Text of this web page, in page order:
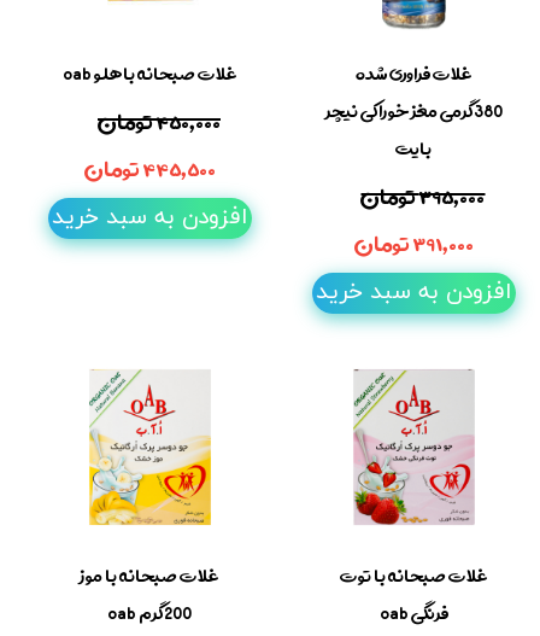
غلات فراوری شده
380گرمی مغز خوراکی نیچر
بایت
۳۹۵,۰۰۰ تومان
۳۹۱,۰۰۰ تومان
افزودن به سبد خرید
غلات صبحانه باهلو oab
۴۵۰,۰۰۰ تومان
۴۴۵,۵۰۰ تومان
افزودن به سبد خرید
غلات صبحانه با توت
فرنگی oab
غلات صبحانه با موز
200گرم oab